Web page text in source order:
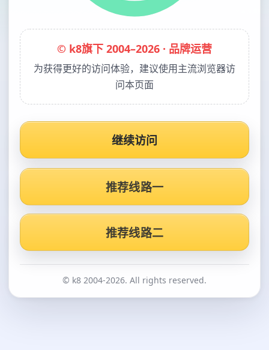
© k8旗下 2004–2026 · 品牌运营
为获得更好的访问体验，建议使用主流浏览器访
问本页面
继续访问
推荐线路一
推荐线路二
© k8 2004-2026. All rights reserved.